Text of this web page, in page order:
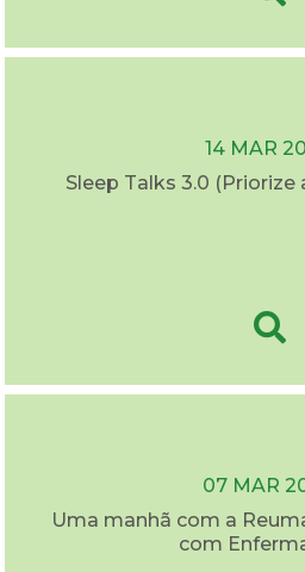
14 MAR
Sleep Talks 3.0 (Priorize
07 MAR
Uma manhã com a
com